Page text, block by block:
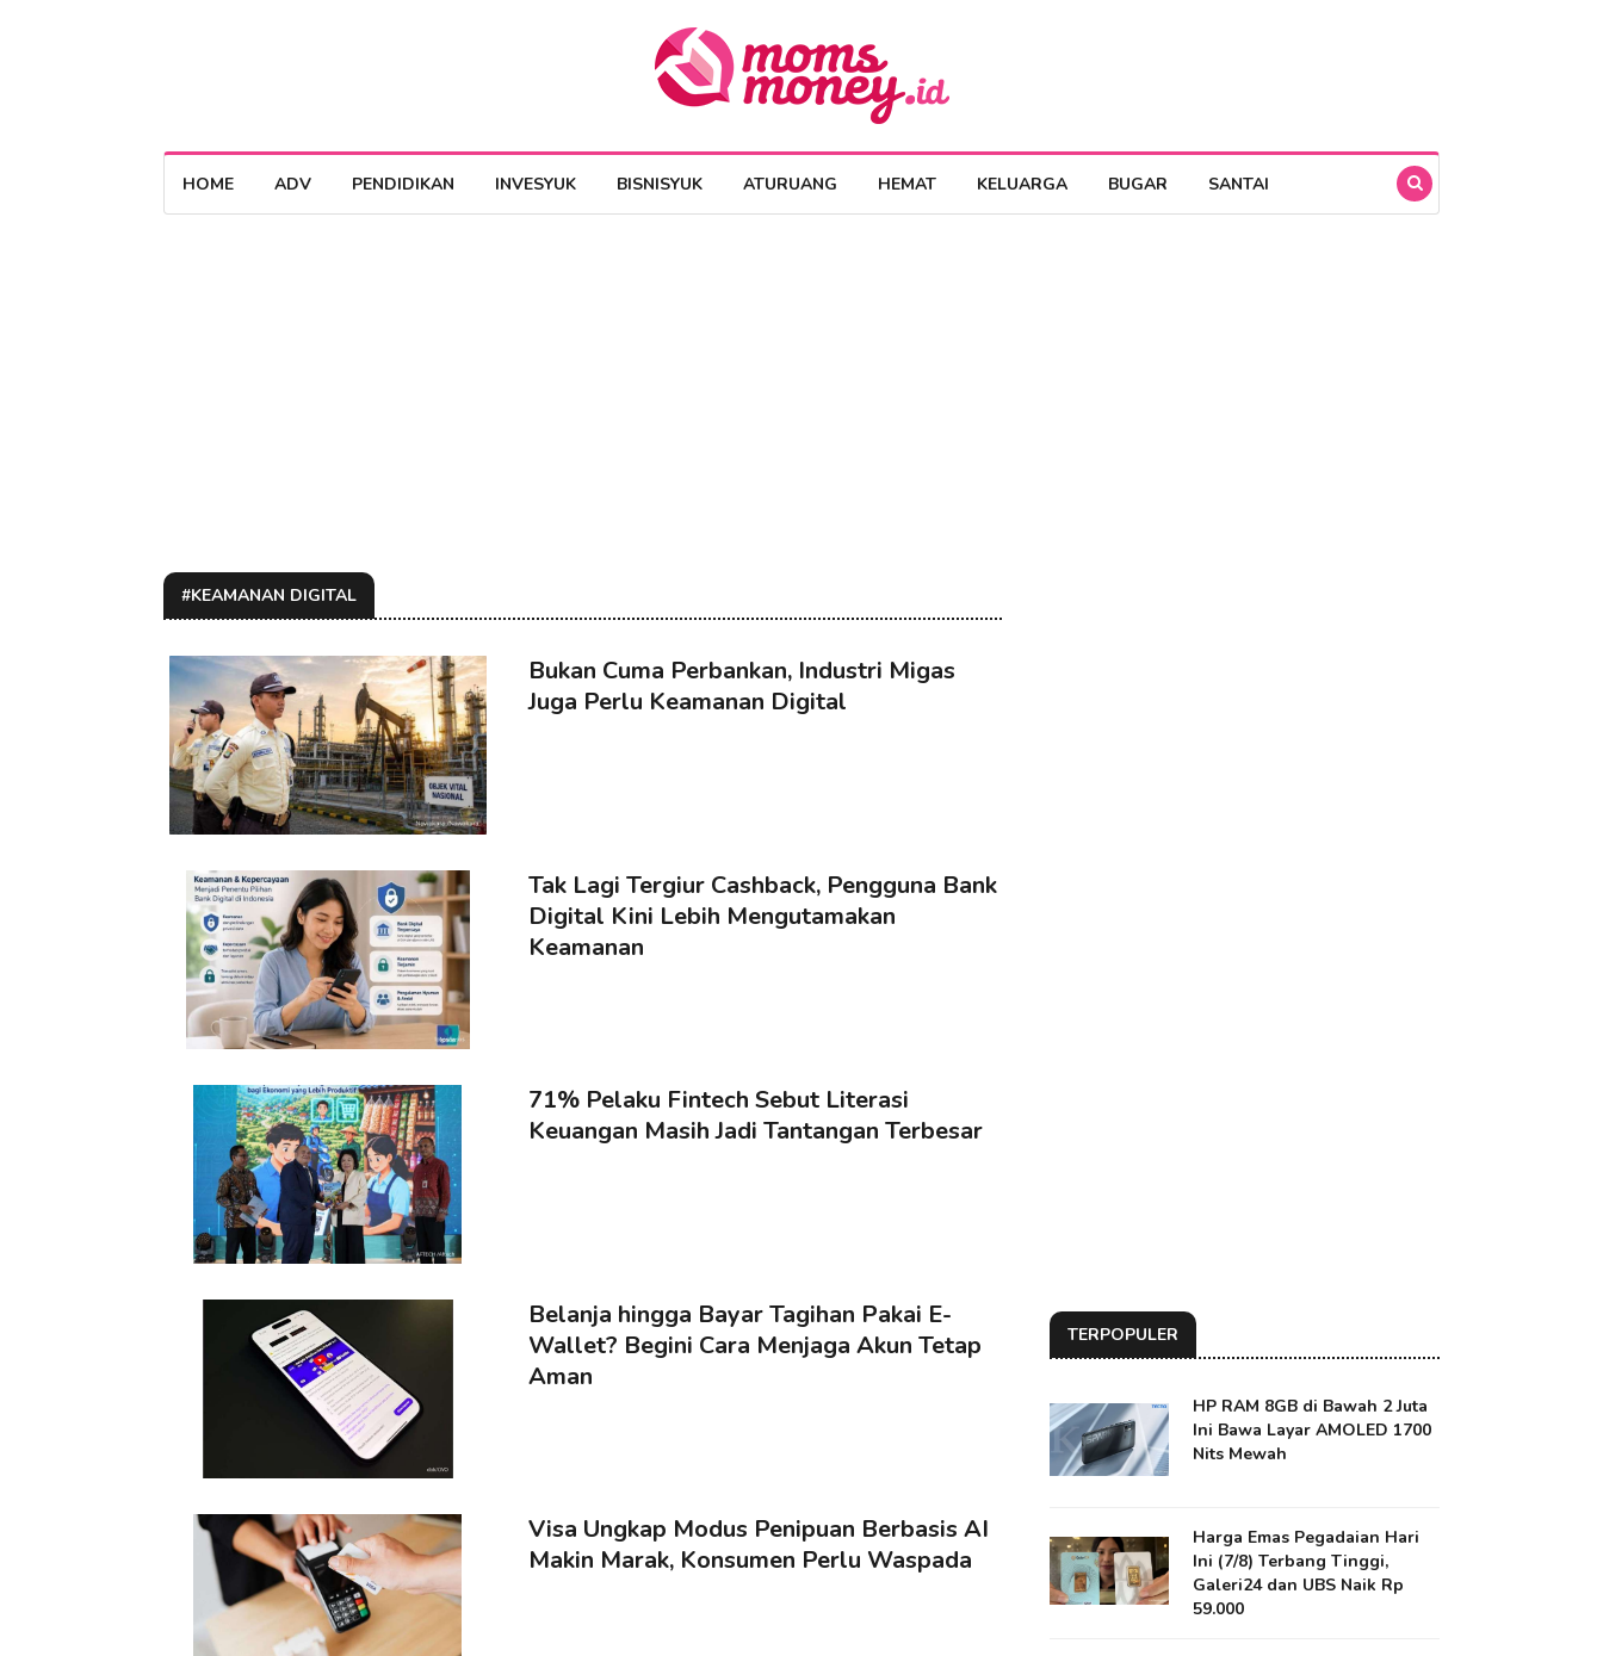
HOME ADV PENDIDIKAN INVESYUK BISNISYUK ATURUANG HEMAT KELUARGA BUGAR SANTAI
#KEAMANAN DIGITAL
Bukan Cuma Perbankan, Industri Migas
Juga Perlu Keamanan Digital
Tak Lagi Tergiur Cashback, Pengguna Bank
Digital Kini Lebih Mengutamakan
Keamanan
71% Pelaku Fintech Sebut Literasi
Keuangan Masih Jadi Tantangan Terbesar
Belanja hingga Bayar Tagihan Pakai E-
Wallet? Begini Cara Menjaga Akun Tetap
Aman
Visa Ungkap Modus Penipuan Berbasis AI
Makin Marak, Konsumen Perlu Waspada
TERPOPULER
HP RAM 8GB di Bawah 2 Juta
Ini Bawa Layar AMOLED 1700
Nits Mewah
Harga Emas Pegadaian Hari
Ini (7/8) Terbang Tinggi,
Galeri24 dan UBS Naik Rp
59.000